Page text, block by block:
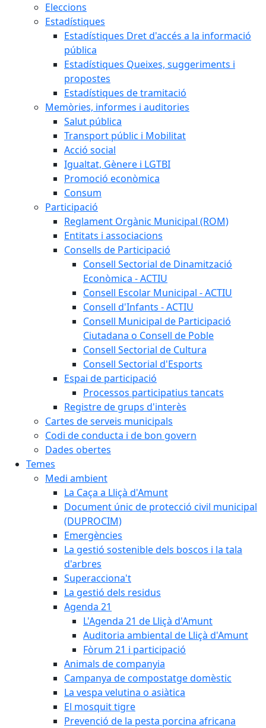
Eleccions
Estadístiques
Estadístiques Dret d'accés a la informació
pública
Estadístiques Queixes, suggeriments i
propostes
Estadístiques de tramitació
Memòries, informes i auditories
Salut pública
Transport públic i Mobilitat
Acció social
Igualtat, Gènere i LGTBI
Promoció econòmica
Consum
Participació
Reglament Orgànic Municipal (ROM)
Entitats i associacions
Consells de Participació
Consell Sectorial de Dinamització
Econòmica - ACTIU
Consell Escolar Municipal - ACTIU
Consell d'Infants - ACTIU
Consell Municipal de Participació
Ciutadana o Consell de Poble
Consell Sectorial de Cultura
Consell Sectorial d'Esports
Espai de participació
Processos participatius tancats
Registre de grups d'interès
Cartes de serveis municipals
Codi de conducta i de bon govern
Dades obertes
Temes
Medi ambient
La Caça a Lliçà d'Amunt
Document únic de protecció civil municipal
(DUPROCIM)
Emergències
La gestió sostenible dels boscos i la tala
d'arbres
Superacciona't
La gestió dels residus
Agenda 21
L'Agenda 21 de Lliçà d'Amunt
Auditoria ambiental de Lliçà d'Amunt
Fòrum 21 i participació
Animals de companyia
Campanya de compostatge domèstic
La vespa velutina o asiàtica
El mosquit tigre
Prevenció de la pesta porcina africana